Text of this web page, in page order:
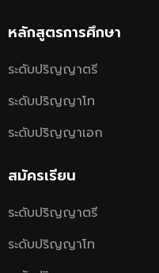
หลักสูตรการศึกษา
ระดับปริญญาตรี
ระดับปริญญาโท
ระดับปริญญาเอก
สมัครเรียน
ระดับปริญญาตรี
ระดับปริญญาโท